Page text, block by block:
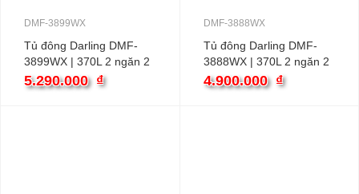
DMF-3899WX
Tủ đông Darling DMF-
3899WX | 370L 2 ngăn 2
cánh
5.290.000 ₫
DMF-3888WX
Tủ đông Darling DMF-
3888WX | 370L 2 ngăn 2
cánh
4.900.000 ₫